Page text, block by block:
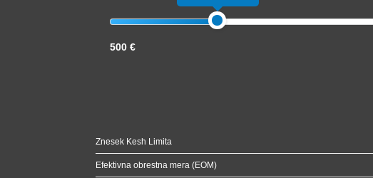
500 €
Znesek Kesh Limita
Efektivna obrestna mera (EOM)